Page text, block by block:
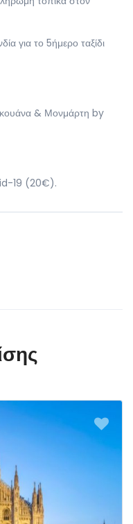
για το 5ήμερο ταξίδι
& Μονμάρτη by
19 (20€).